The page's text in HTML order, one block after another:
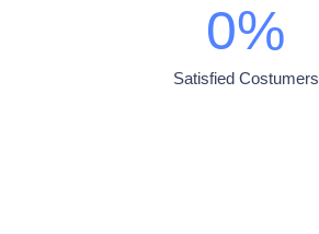
Satisfied Costumers
0%